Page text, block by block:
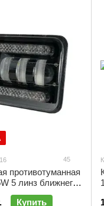
45
противотуманная
5 линз ближнего
| ФЛ-316 |
Купить